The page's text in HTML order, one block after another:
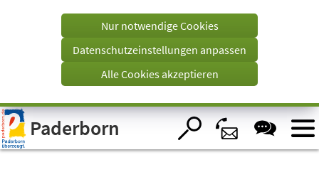
Visuelle
Assistenzsoftware
öffnen.
einem
Tab)
Nur notwendige Cookies
Datenschutzeinstellungen anpassen
Alle Cookies akzeptieren
Paderborn